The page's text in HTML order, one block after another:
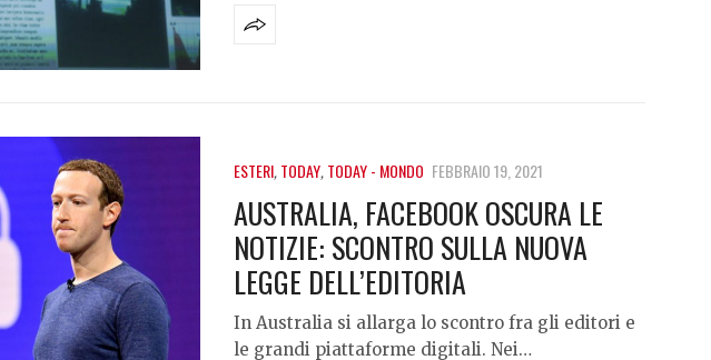
ESTERI,TODAY,TODAY - MONDO FEBBRAIO 19, 2021
AUSTRALIA, FACEBOOK OSCURA LE
NOTIZIE: SCONTRO SULLA NUOVA
LEGGE DELL’EDITORIA
In Australia si allarga lo scontro fra gli editori e
le grandi piattaforme digitali. Nei…